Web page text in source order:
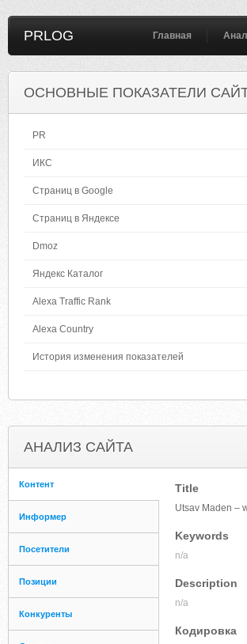
PRLOG Главная
ОСНОВНЫЕ ПОКАЗАТЕЛИ
PR
ИКС
Страниц в Google
Страниц в Яндексе
Dmoz
Яндекс Каталог
Alexa Traffic Rank
Alexa Country
История изменения показателей
АНАЛИЗ САЙТА
Контент
Информер
Посетители
Позиции
Конкуренты
Title
Utsav Maden –
Keywords
n/a
Description
n/a
Кодировка